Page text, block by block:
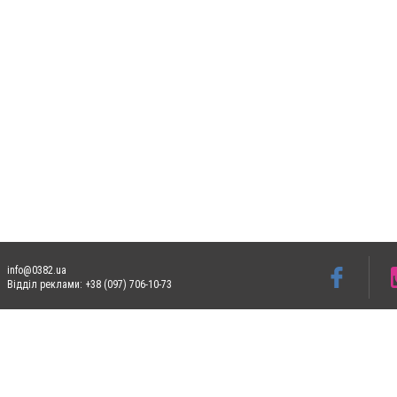
info@0382.ua
Відділ реклами: +38 (097) 706-10-73